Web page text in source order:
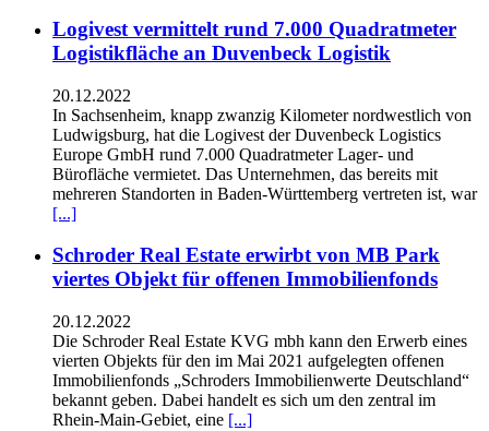
Logivest vermittelt rund 7.000 Quadratmeter
Logistikfläche an Duvenbeck Logistik
20.12.2022
In Sachsenheim, knapp zwanzig Kilometer nordwestlich von
Ludwigsburg, hat die Logivest der Duvenbeck Logistics
Europe GmbH rund 7.000 Quadratmeter Lager- und
Bürofläche vermietet. Das Unternehmen, das bereits mit
mehreren Standorten in Baden-Württemberg vertreten ist, war
[...]
Schroder Real Estate erwirbt von MB Park
viertes Objekt für offenen Immobilienfonds
20.12.2022
Die Schroder Real Estate KVG mbh kann den Erwerb eines
vierten Objekts für den im Mai 2021 aufgelegten offenen
Immobilienfonds „Schroders Immobilienwerte Deutschland“
bekannt geben. Dabei handelt es sich um den zentral im
Rhein-Main-Gebiet, eine [...]